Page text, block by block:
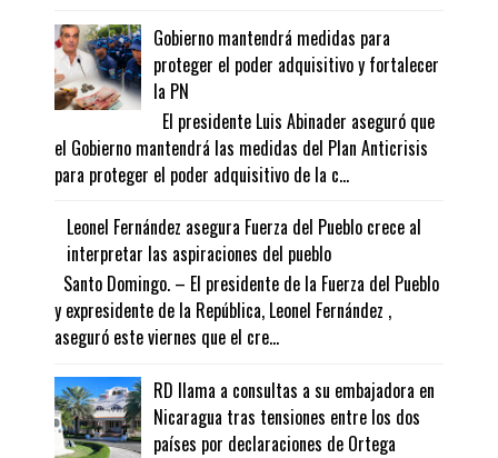
Gobierno mantendrá medidas para
proteger el poder adquisitivo y fortalecer
la PN
El presidente Luis Abinader aseguró que
el Gobierno mantendrá las medidas del Plan Anticrisis
para proteger el poder adquisitivo de la c...
Leonel Fernández asegura Fuerza del Pueblo crece al
interpretar las aspiraciones del pueblo
Santo Domingo. – El presidente de la Fuerza del Pueblo
y expresidente de la República, Leonel Fernández ,
aseguró este viernes que el cre...
RD llama a consultas a su embajadora en
Nicaragua tras tensiones entre los dos
países por declaraciones de Ortega